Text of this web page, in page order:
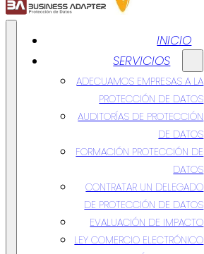
INICIO
SERVICIOS
ADECUAMOS EMPRESAS A LA
PROTECCIÓN DE DATOS
AUDITORÍAS DE PROTECCIÓN
DE DATOS
FORMACIÓN PROTECCIÓN DE
DATOS
CONTRATAR UN DELEGADO
DE PROTECCIÓN DE DATOS
EVALUACIÓN DE IMPACTO
LEY COMERCIO ELECTRÓNICO